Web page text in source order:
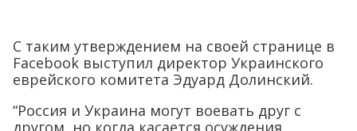
С таким утверждением на своей странице в
Facebook выступил директор Украинского
еврейского комитета Эдуард Долинский.
“Россия и Украина могут воевать друг с
другом, но когда касается осуждения